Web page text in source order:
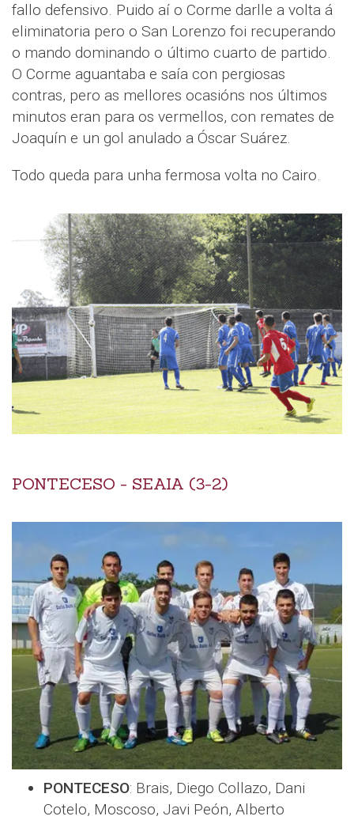
fallo defensivo. Puido aí o Corme darlle a volta á
eliminatoria pero o San Lorenzo foi recuperando
o mando dominando o último cuarto de partido.
O Corme aguantaba e saía con pergiosas
contras, pero as mellores ocasións nos últimos
minutos eran para os vermellos, con remates de
Joaquín e un gol anulado a Óscar Suárez.
Todo queda para unha fermosa volta no Cairo.
PONTECESO - SEAIA (3-2)
PONTECESO: Brais, Diego Collazo, Dani
Cotelo, Moscoso, Javi Peón, Alberto